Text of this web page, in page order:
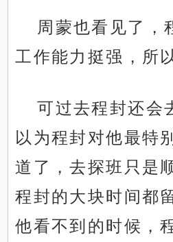
周蒙也看见了，
工作能力挺强，所
可过去程封还会
以为程封对他最特
道了，去探班只是
程封的大块时间都
他看不到的时候，